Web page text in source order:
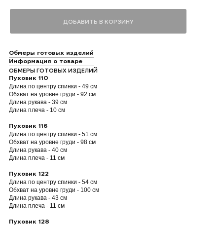
ДОБАВИТЬ В КОРЗИНУ
Обмеры готовых изделий
Информация о товаре
ОБМЕРЫ ГОТОВЫХ ИЗДЕЛИЙ
Пуховик 110
Длина по центру спинки - 49 см
Обхват на уровне груди - 92 см
Длина рукава - 39 см
Длина плеча - 10 см
Пуховик 116
Длина по центру спинки - 51 см
Обхват на уровне груди - 98 см
Длина рукава - 40 см
Длина плеча - 11 см
Пуховик 122
Длина по центру спинки - 54 см
Обхват на уровне груди - 100 см
Длина рукава - 43 см
Длина плеча - 11 см
Пуховик 128